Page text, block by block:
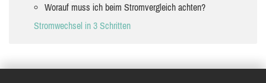
Worauf muss ich beim Stromvergleich achten?
Stromwechsel in 3 Schritten